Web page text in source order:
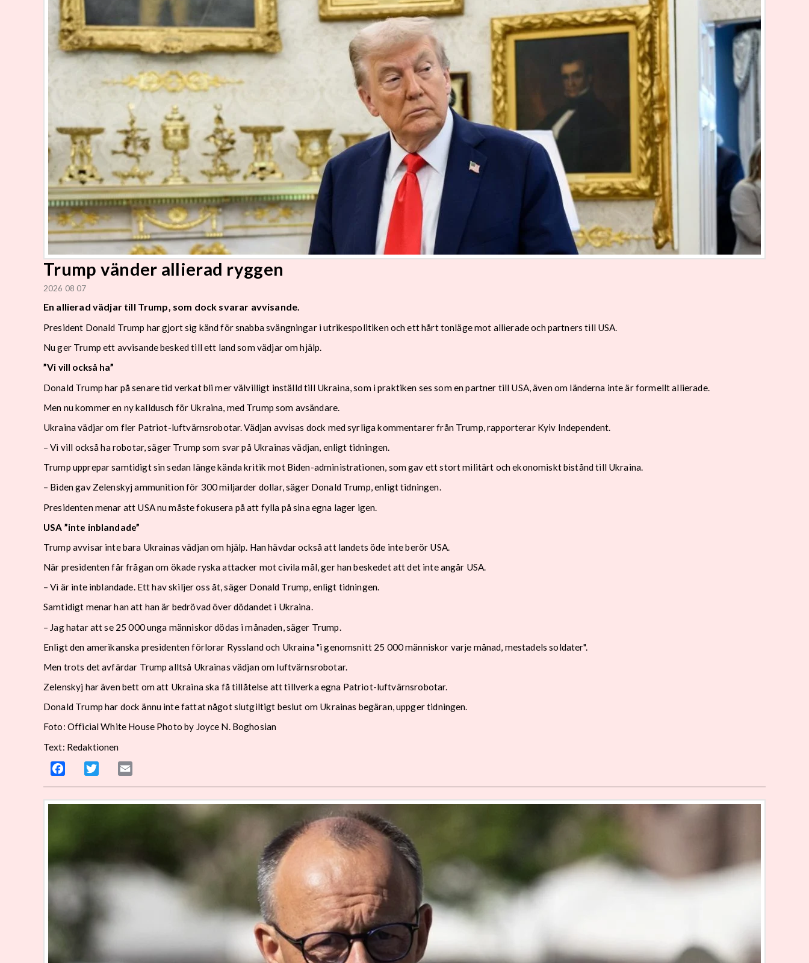
Trump vänder allierad ryggen
2026 08 07
En allierad vädjar till Trump, som dock svarar avvisande.
President Donald Trump har gjort sig känd för snabba svängningar i utrikespolitiken och ett hårt tonläge mot allierade och partners till USA.
Nu ger Trump ett avvisande besked till ett land som vädjar om hjälp.
”Vi vill också ha”
Donald Trump har på senare tid verkat bli mer välvilligt inställd till Ukraina, som i praktiken ses som en partner till USA, även om länderna inte är formellt allierade.
Men nu kommer en ny kalldusch för Ukraina, med Trump som avsändare.
Ukraina vädjar om fler Patriot-luftvärnsrobotar. Vädjan avvisas dock med syrliga kommentarer från Trump, rapporterar Kyiv Independent.
– Vi vill också ha robotar, säger Trump som svar på Ukrainas vädjan, enligt tidningen.
Trump upprepar samtidigt sin sedan länge kända kritik mot Biden-administrationen, som gav ett stort militärt och ekonomiskt bistånd till Ukraina.
– Biden gav Zelenskyj ammunition för 300 miljarder dollar, säger Donald Trump, enligt tidningen.
Presidenten menar att USA nu måste fokusera på att fylla på sina egna lager igen.
USA ”inte inblandade”
Trump avvisar inte bara Ukrainas vädjan om hjälp. Han hävdar också att landets öde inte berör USA.
När presidenten får frågan om ökade ryska attacker mot civila mål, ger han beskedet att det inte angår USA.
– Vi är inte inblandade. Ett hav skiljer oss åt, säger Donald Trump, enligt tidningen.
Samtidigt menar han att han är bedrövad över dödandet i Ukraina.
– Jag hatar att se 25 000 unga människor dödas i månaden, säger Trump.
Enligt den amerikanska presidenten förlorar Ryssland och Ukraina "i genomsnitt 25 000 människor varje månad, mestadels soldater".
Men trots det avfärdar Trump alltså Ukrainas vädjan om luftvärnsrobotar.
Zelenskyj har även bett om att Ukraina ska få tillåtelse att tillverka egna Patriot-luftvärnsrobotar.
Donald Trump har dock ännu inte fattat något slutgiltigt beslut om Ukrainas begäran, uppger tidningen.
Foto: Official White House Photo by Joyce N. Boghosian
Text: Redaktionen
Facebook Twitter